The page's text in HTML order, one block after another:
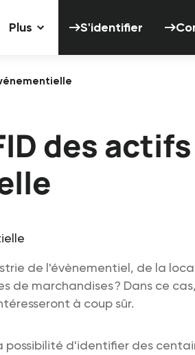
Plus S'identifier
des
de l'évènementiel, de la
de marchandises ? Dans ce
à coup sûr.
possibilité d'identifier des